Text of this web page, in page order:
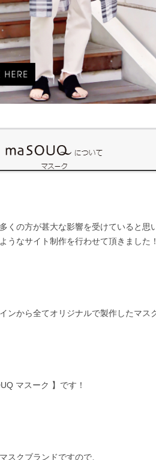
くの方が甚大な影響を受けていると思
うなサイト制作を行わせて頂きました！
ンから全てオリジナルで製作したマス
マスーク 】です！
スクブランドですので、